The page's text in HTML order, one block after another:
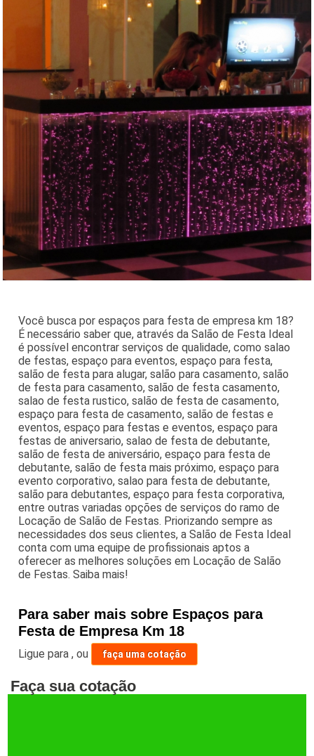
Você busca por espaços para festa de empresa km 18?
É necessário saber que, através da Salão de Festa Ideal
é possível encontrar serviços de qualidade, como salao
de festas, espaço para eventos, espaço para festa,
salão de festa para alugar, salão para casamento, salão
de festa para casamento, salão de festa casamento,
salao de festa rustico, salão de festa de casamento,
espaço para festa de casamento, salão de festas e
eventos, espaço para festas e eventos, espaço para
festas de aniversario, salao de festa de debutante,
salão de festa de aniversário, espaço para festa de
debutante, salão de festa mais próximo, espaço para
evento corporativo, salao para festa de debutante,
salão para debutantes, espaço para festa corporativa,
entre outras variadas opções de serviços do ramo de
Locação de Salão de Festas. Priorizando sempre as
necessidades dos seus clientes, a Salão de Festa Ideal
conta com uma equipe de profissionais aptos a
oferecer as melhores soluções em Locação de Salão
de Festas. Saiba mais!
Para saber mais sobre Espaços para
Festa de Empresa Km 18
Ligue para,ou faça uma cotação
Faça sua cotação